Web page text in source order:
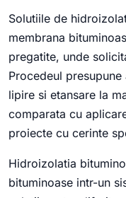
Solutiile de
membrana
pregatite, unde
Procedeul
lipire si etansare la
comparata cu
proiecte cu cerinte
Hidroizolatia
bituminoase intr-un